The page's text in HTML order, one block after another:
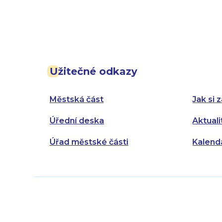
Užitečné odkazy
Městská část
Úřední deska
Úřad městské části
Jak si